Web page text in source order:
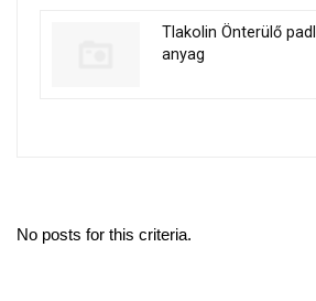
Tlakolin Önterülő
anyag
No posts for this criteria.